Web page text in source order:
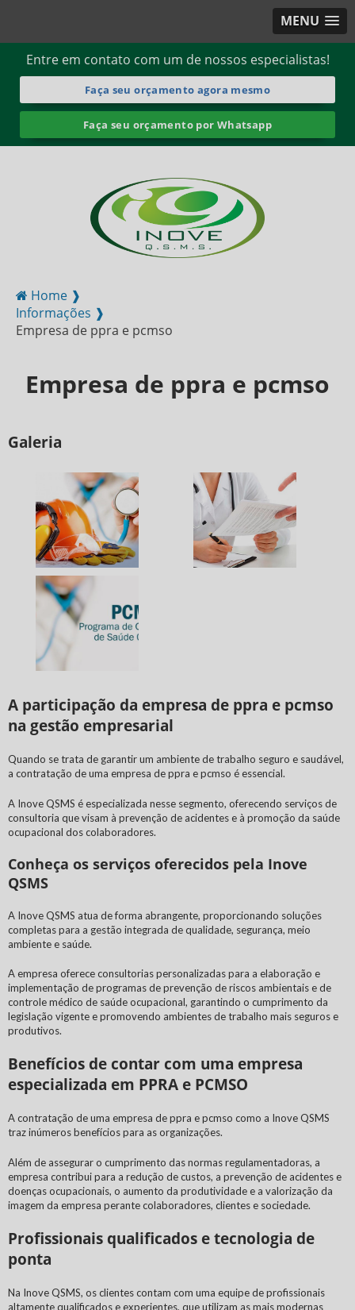
MENU
Entre em contato com um de nossos especialistas!
Faça seu orçamento agora mesmo
Faça seu orçamento por Whatsapp
Home ❱
Informações ❱
Empresa de ppra e pcmso
Empresa de ppra e pcmso
Galeria
A participação da empresa de ppra e pcmso
na gestão empresarial
Quando se trata de garantir um ambiente de trabalho seguro e saudável,
a contratação de uma empresa de ppra e pcmso é essencial.
A Inove QSMS é especializada nesse segmento, oferecendo serviços de
consultoria que visam à prevenção de acidentes e à promoção da saúde
ocupacional dos colaboradores.
Conheça os serviços oferecidos pela Inove
QSMS
A Inove QSMS atua de forma abrangente, proporcionando soluções
completas para a gestão integrada de qualidade, segurança, meio
ambiente e saúde.
A empresa oferece consultorias personalizadas para a elaboração e
implementação de programas de prevenção de riscos ambientais e de
controle médico de saúde ocupacional, garantindo o cumprimento da
legislação vigente e promovendo ambientes de trabalho mais seguros e
produtivos.
Benefícios de contar com uma empresa
especializada em PPRA e PCMSO
A contratação de uma empresa de ppra e pcmso como a Inove QSMS
traz inúmeros benefícios para as organizações.
Além de assegurar o cumprimento das normas regulamentadoras, a
empresa contribui para a redução de custos, a prevenção de acidentes e
doenças ocupacionais, o aumento da produtividade e a valorização da
imagem da empresa perante colaboradores, clientes e sociedade.
Profissionais qualificados e tecnologia de
ponta
Na Inove QSMS, os clientes contam com uma equipe de profissionais
altamente qualificados e experientes, que utilizam as mais modernas